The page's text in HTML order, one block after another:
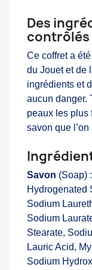
Des
contrôlés
Ce coffret a
du Jouet et de
ingrédients et
aucun danger.
peaux les plus
savon que
Savon (Soap)
Hydrogenated
Sodium
Sodium
Stearate,
Lauric Acid,
Sodium